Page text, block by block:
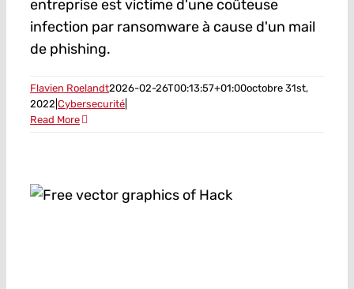
entreprise est victime d'une coûteuse
infection par ransomware à cause d'un mail
de phishing.
Flavien Roelandt2026-02-26T00:13:57+01:00octobre 31st,
2022 Cybersecurité
Read More